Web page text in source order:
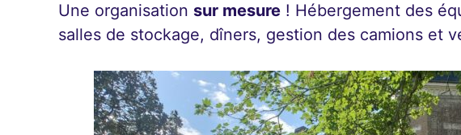
Une organisation sur mesure ! Hébergement des
salles de stockage, dîners, gestion des camions et